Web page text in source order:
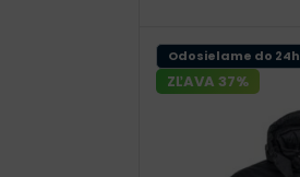
ZĽAVA 37%
Odosielame do 24h